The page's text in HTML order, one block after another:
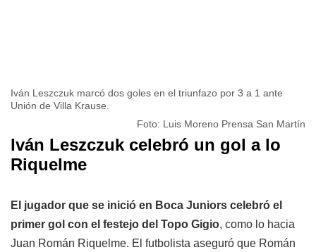
Iván Leszczuk marcó dos goles en el triunfazo por 3 a 1 ante
Unión de Villa Krause.
Foto: Luis Moreno Prensa San Martín
Iván Leszczuk celebró un gol a lo
Riquelme
El jugador que se inició en Boca Juniors celebró el
primer gol con el festejo del Topo Gigio, como lo hacia
Juan Román Riquelme. El futbolista aseguró que Román